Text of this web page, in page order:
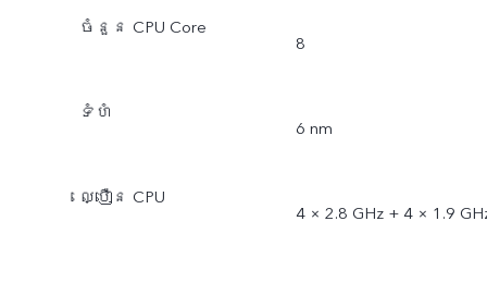
ចំនួន CPU Core
8
ទំហំ
6 nm
ល្បឿន CPU
4 × 2.8 GHz + 4 × 1.9